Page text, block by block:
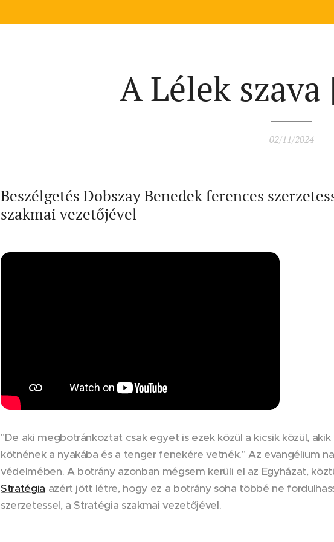
A Lélek
02/11/2024
Beszélgetés Dobszay Benedek ferences
szakmai vezetőjével
"De aki megbotránkoztat csak egyet is ezek közül a kicsik közül,
kötnének a nyakába és a tenger fenekére vetnék." Az evangélium
védelmében. A botrány azonban mégsem kerüli el az Egyházat,
Stratégia azért jött létre, hogy ez a botrány soha többé ne
szerzetessel, a Stratégia szakmai vezetőjével.